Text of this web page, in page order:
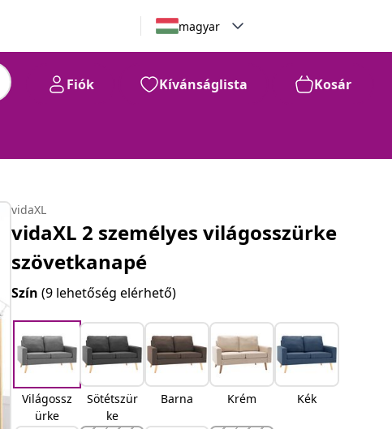
magyar
Fiók Kívánságlista Kosár
vidaXL
vidaXL 2 személyes világosszürke
szövetkanapé
Szín(9 lehetőség elérhető)
Világossz
ürke
Sötétszür
ke
Barna Krém Kék